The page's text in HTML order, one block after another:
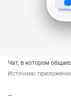
Чат, в котором
Источник: